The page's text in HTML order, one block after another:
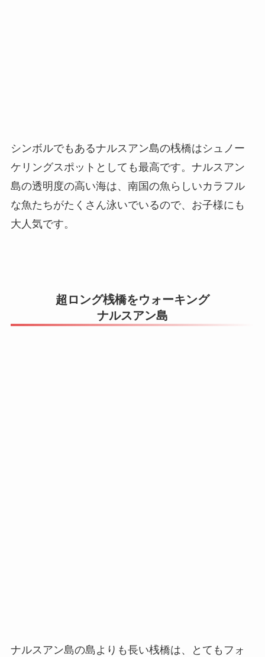
シンボルでもあるナルスアン島の桟橋はシュノー
ケリングスポットとしても最高です。ナルスアン
島の透明度の高い海は、南国の魚らしいカラフル
な魚たちがたくさん泳いでいるので、お子様にも
大人気です。
超ロング桟橋をウォーキング
ナルスアン島
ナルスアン島の島よりも長い桟橋は、とてもフォ